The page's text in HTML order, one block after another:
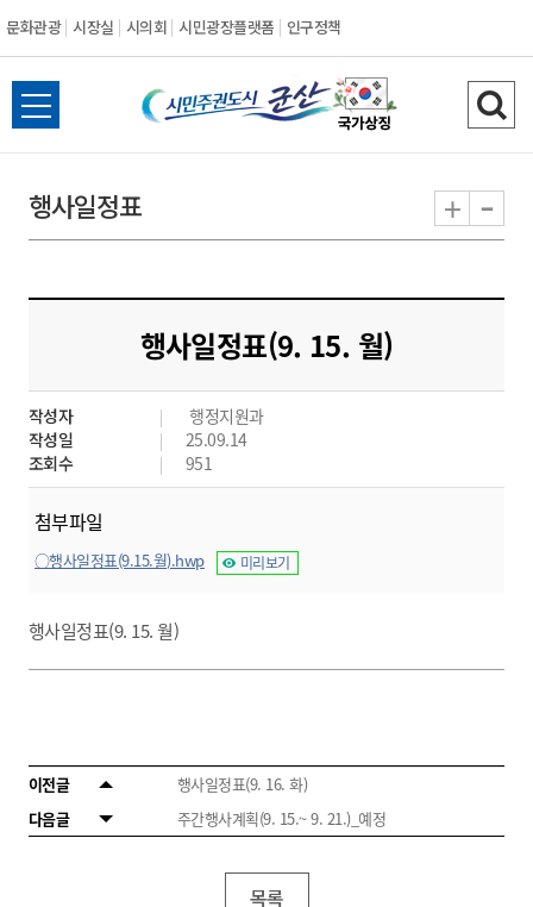
문화관광 시장실 시의회 시민광장플랫폼 인구정책
시
민
도
시
군
산
전
체
뉴
열
검
색
기
행사일정표 + -
행사일정표(9. 15. 월)
작성자
행정지원과
작성일
25.09.14
조회수
951
첨부파일
○행사일정표(9.15.월).hwp 미리보기
행사일정표(9. 15. 월)
이전글
행사일정표(9. 16. 화)
다음글
주간행사계획(9. 15.~ 9. 21.)_예정
목록